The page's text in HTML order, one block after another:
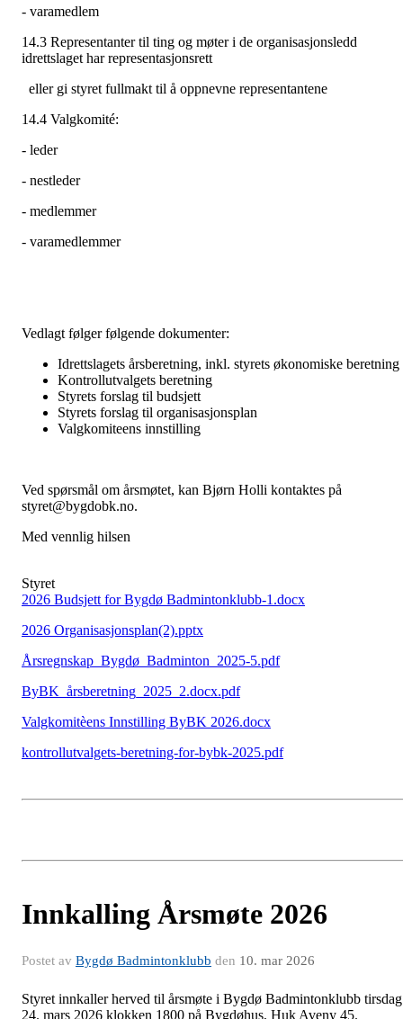
- varamedlem
14.3 Representanter til ting og møter i de organisasjonsledd
idrettslaget har representasjonsrett
eller gi styret fullmakt til å oppnevne representantene
14.4 Valgkomité:
- leder
- nestleder
- medlemmer
- varamedlemmer
Vedlagt følger følgende dokumenter:
Idrettslagets årsberetning, inkl. styrets økonomiske beretning
Kontrollutvalgets beretning
Styrets forslag til budsjett
Styrets forslag til organisasjonsplan
Valgkomiteens innstilling
Ved spørsmål om årsmøtet, kan Bjørn Holli kontaktes på
styret@bygdobk.no.
Med vennlig hilsen
Styret
2026 Budsjett for Bygdø Badmintonklubb-1.docx
2026 Organisasjonsplan(2).pptx
Årsregnskap_Bygdø_Badminton_2025-5.pdf
ByBK_årsberetning_2025_2.docx.pdf
Valgkomitèens Innstilling ByBK 2026.docx
kontrollutvalgets-beretning-for-bybk-2025.pdf
Innkalling Årsmøte 2026
Postet av Bygdø Badmintonklubb den 10. mar 2026
Styret innkaller herved til årsmøte i Bygdø Badmintonklubb tirsdag
24. mars 2026 klokken 1800 på Bygdøhus, Huk Aveny 45.